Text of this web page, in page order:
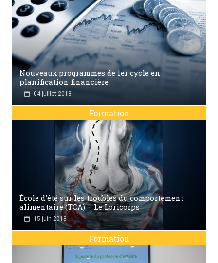
Nouveaux programmes de 1er cycle en
planification financière
04 juillet 2018
Formation
École d'été sur les troubles du comportement
alimentaire (TCA) – Le Loricorps
15 juin 2018
Formation